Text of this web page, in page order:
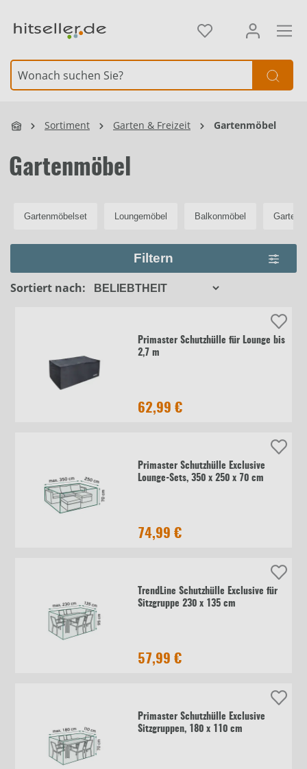
Sortiment Garten & Freizeit Gartenmöbel
Gartenmöbel
Gartenmöbelset Loungemöbel Balkonmöbel
Filtern
Sortiert nach:
Primaster Schutzhülle für Lounge bis
2,7 m
62,99 €
Primaster Schutzhülle Exclusive
Lounge-Sets, 350 x 250 x 70 cm
74,99 €
TrendLine Schutzhülle Exclusive für
Sitzgruppe 230 x 135 cm
57,99 €
Primaster Schutzhülle Exclusive
Sitzgruppen, 180 x 110 cm
Element überspringen